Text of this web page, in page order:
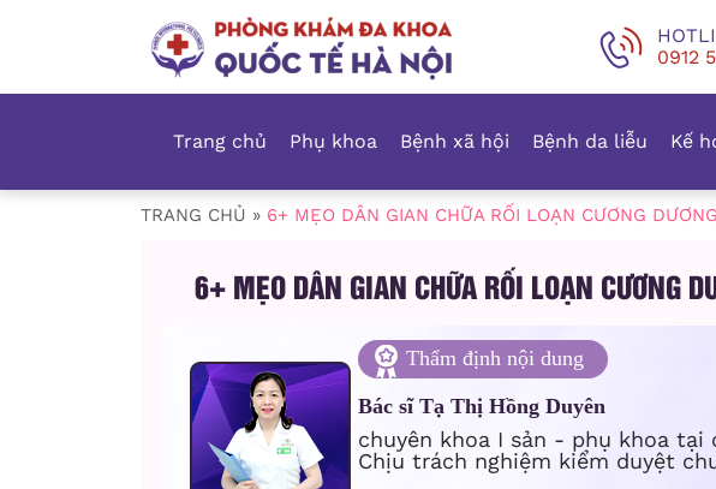
0912
Trang chủ Phụ khoa Bệnh xã hội Bệnh da liễu Kế
TRANG CHỦ » 6+ MẸO DÂN GIAN CHỮA RỐI LOẠN CƯƠNG
6+ MẸO DÂN GIAN CHỮA RỐI LOẠN CƯƠNG
Thẩm định nội dung
Bác sĩ Tạ Thị Hồng Duyên
chuyên khoa I sản - phụ khoa tại
Chịu trách nghiệm kiểm duyệt